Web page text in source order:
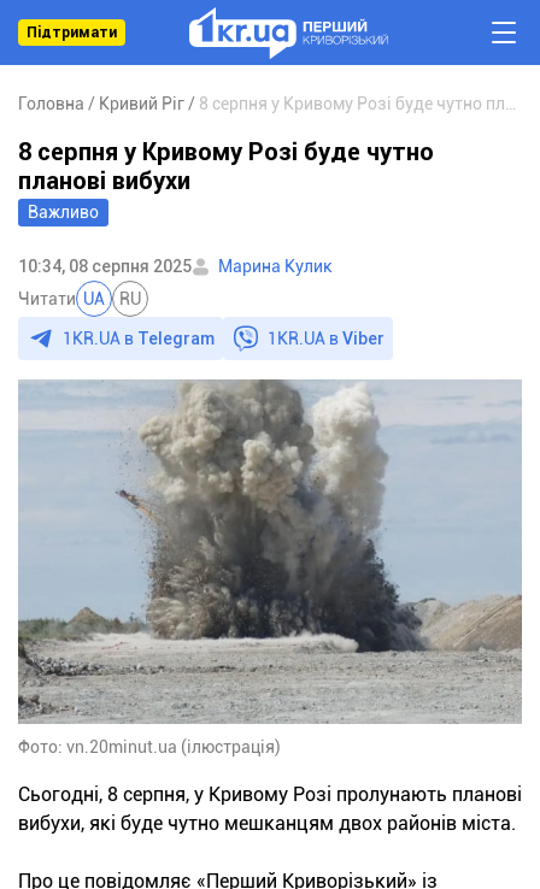
Підтримати
Головна Кривий Ріг
Важливо
8 серпня у Кривому Розі буде чутно
планові вибухи
10:34, 08 серпня 2025
Марина Кулик
Читати UA RU
1KR.UA в Telegram 1KR.UA вViber
Фото: vn.20minut.ua (ілюстрація)
Сьогодні, 8 серпня, у Кривому Розі пролунають планові
вибухи, які буде чутно мешканцям двох районів міста.
Про це повідомляє «Перший Криворізький» із